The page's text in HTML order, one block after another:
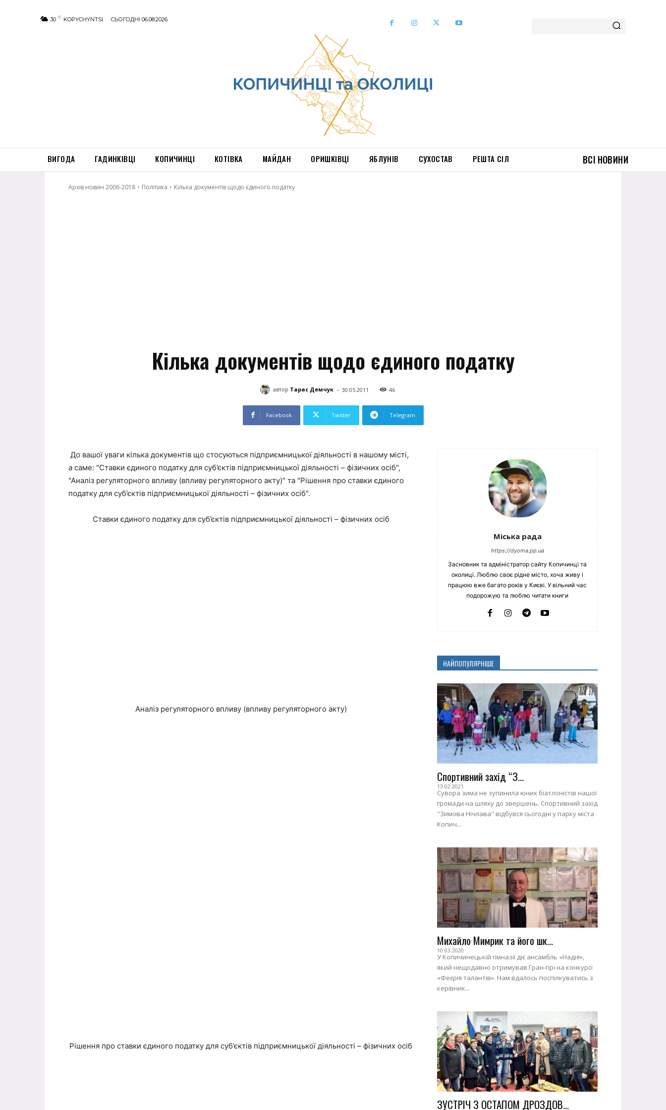
30 C KOPYCHYNTSI СЬОГОДНІ 06.08.2026
ВИГОДА ГАДИНКІВЦІ КОПИЧИНЦІ КОТІВКА МАЙДАН ОРИШКІВЦІ ЯБЛУНІВ СУХОСТАВ РЕШТА СІЛ ВСІ НОВИНИ
Архів новин 2006-2018 Політика Кілька документів щодо єдиного податку
Кілька документів щодо єдиного податку
автор Тарас Демчук - 30.05.2011 46
Facebook Twitter Telegram
До вашої уваги кілька документів що стосуються підприємницької діяльності в нашому місті,
а саме: "Ставки єдиного податку для суб’єктів підприємницької діяльності – фізичних осіб",
"Аналіз регуляторного впливу (впливу регуляторного акту)" та "Рішення про ставки єдиного
податку для суб’єктів підприємницької діяльності – фізичних осіб".
Ставки єдиного податку для суб’єктів підприємницької діяльності – фізичних осіб
Аналіз регуляторного впливу (впливу регуляторного акту)
Рішення про ставки єдиного податку для суб’єктів підприємницької діяльності – фізичних осіб
Міська рада
https://dyoma.pp.ua
Засновник та адміністратор сайту Копичинці та
околиці. Люблю своє рідне місто, хоча живу і
працюю вже багато років у Києві. У вільний час
подорожую та люблю читати книги
НАЙПОПУЛЯРНІШЕ
Спортивний захід “З...
13.02.2021
Сувора зима не зупинила юних біатлоністів нашої
громади на шляху до звершень. Спортивний захід
"Зимова Нічлава" відбувся сьогодні у парку міста
Копич...
Михайло Мимрик та його шк...
10.03.2020
У Копичинецькій гімназії діє ансамбль «Надія»,
який нещодавно отримував Гран-прі на конкурсі
«Феєрія талантів». Нам вдалось поспілкуватись з
керівник...
ЗУСТРІЧ З ОСТАПОМ ДРОЗДОВ...